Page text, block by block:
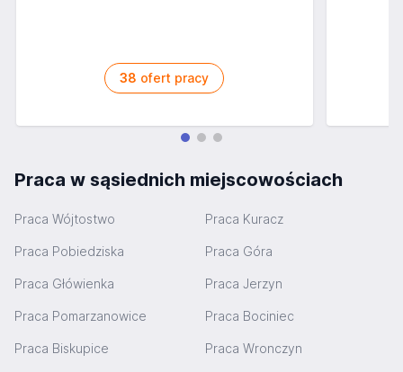
38 ofert pracy
Praca w sąsiednich miejscowościach
Praca Wójtostwo Praca Kuracz
Praca Pobiedziska Praca Góra
Praca Główienka Praca Jerzyn
Praca Pomarzanowice Praca Bociniec
Praca Biskupice Praca Wronczyn